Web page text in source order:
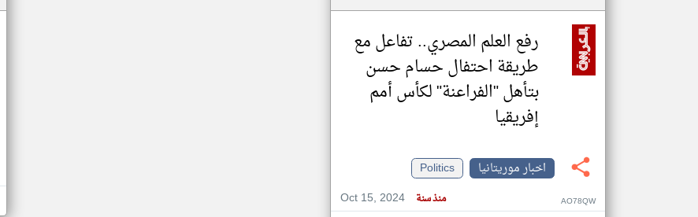
رفع العلم المصري.. تفاعل مع
طريقة احتفال حسام حسن
بتأهل "الفراعنة" لكأس أمم
إفريقيا
اخبار موريتانيا
Politics
Oct 15, 2024
منذ سنة AO78QW